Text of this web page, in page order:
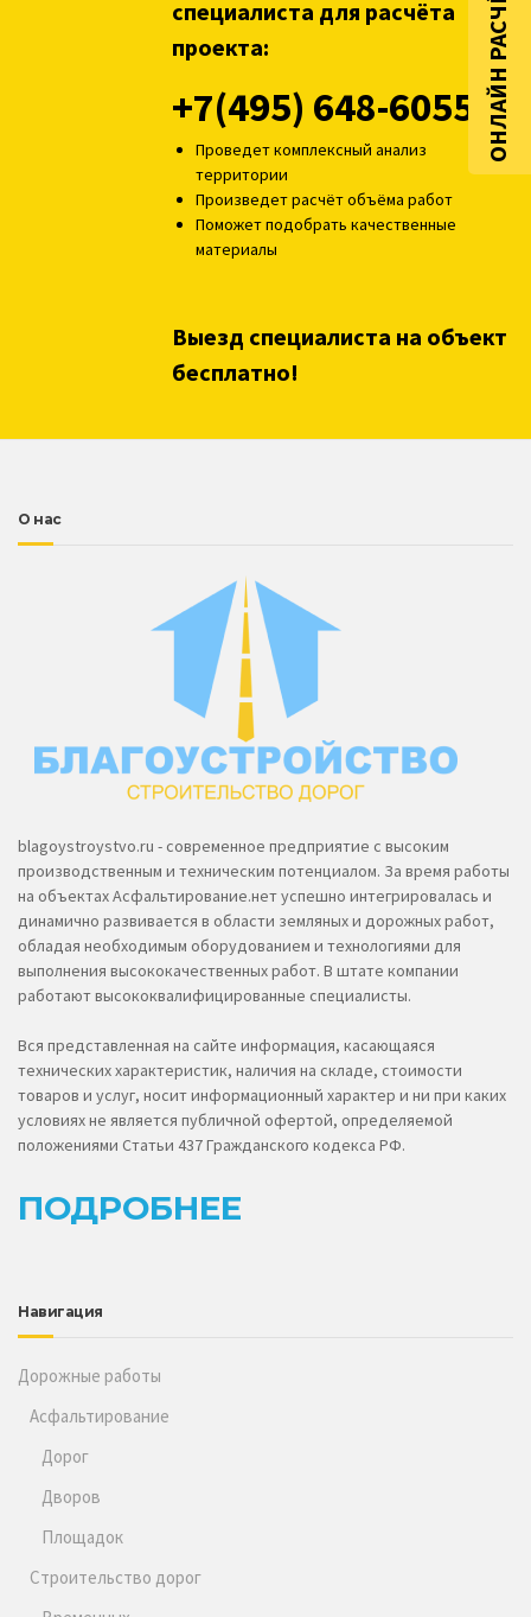
ОНЛАЙН РАСЧЁТ
специалиста для расчёта
проекта:
+7(495) 648-6055
Проведет комплексный анализ
территории
Произведет расчёт объёма работ
Поможет подобрать качественные
материалы
Выезд специалиста на объект
бесплатно!
О нас
blagoystroystvo.ru - современное предприятие с высоким
производственным и техническим потенциалом. За время работы
на объектах Асфальтирование.нет успешно интегрировалась и
динамично развивается в области земляных и дорожных работ,
обладая необходимым оборудованием и технологиями для
выполнения высококачественных работ. В штате компании
работают высококвалифицированные специалисты.
Вся представленная на сайте информация, касающаяся
технических характеристик, наличия на складе, стоимости
товаров и услуг, носит информационный характер и ни при каких
условиях не является публичной офертой, определяемой
положениями Статьи 437 Гражданского кодекса РФ.
ПОДРОБНЕЕ
Навигация
Дорожные работы
Асфальтирование
Дорог
Дворов
Площадок
Строительство дорог